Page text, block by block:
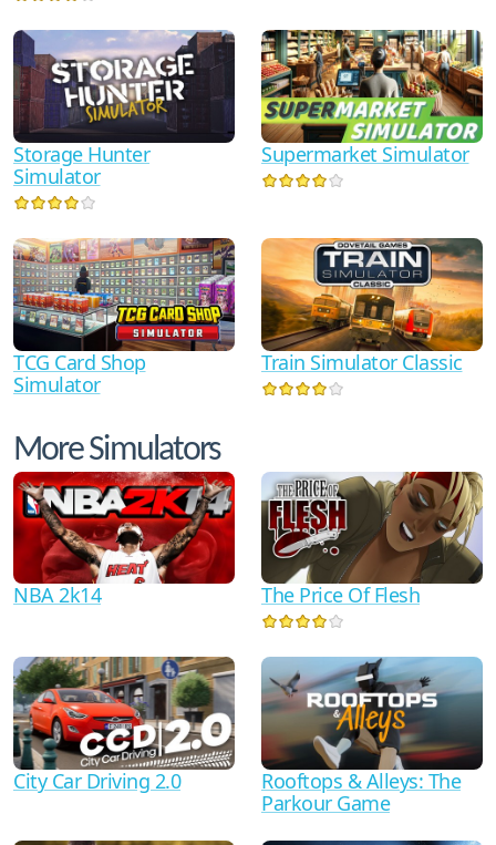
Storage Hunter
Simulator
Supermarket Simulator
TCG Card Shop
Simulator
Train Simulator Classic
More Simulators
NBA 2k14 The Price Of Flesh
City Car Driving 2.0
Rooftops & Alleys: The
Parkour Game